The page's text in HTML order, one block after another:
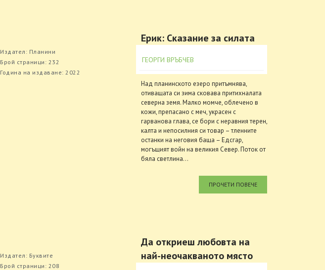
Издател: Планини
Брой страници: 232
Година на издаване: 2022
Ерик: Сказание за силата
ГЕОРГИ ВРЪБЧЕВ
Над планинското езеро притъмнява,
отиващата си зима сковава притихналата
северна земя. Малко момче, облечено в
кожи, препасано с меч, украсен с
гарванова глава, се бори с неравния терен,
калта и непосилния си товар – тленните
останки на неговия баща – Едсгар,
могъщият войн на великия Север. Поток от
бяла светлина...
ПРОЧЕТИ ПОВЕЧЕ
Издател: Буквите
Брой страници: 208
Да откриеш любовта на
най-неочакваното място